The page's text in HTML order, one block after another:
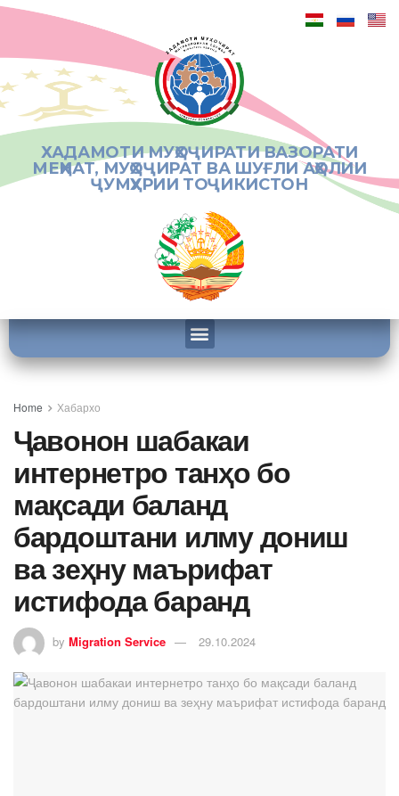
ХАДАМОТИ МУҲОҶИРАТИ ВАЗОРАТИ
МЕҲНАТ, МУҲОҶИРАТ ВА ШУҒЛИ АҲОЛИИ
ҶУМҲУРИИ ТОҶИКИСТОН
Home Хабархо
Ҷавонон шабакаи
интернетро танҳо бо
мақсади баланд
бардоштани илму дониш
ва зеҳну маърифат
истифода баранд
by Migration Service 29.10.2024